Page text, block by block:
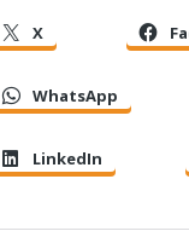
X
WhatsApp
LinkedIn